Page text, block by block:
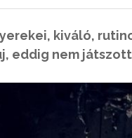
kiváló,
eddig nem